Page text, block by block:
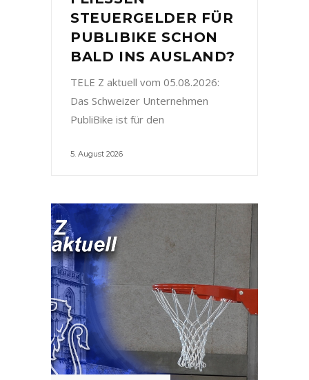
STEUERGELDER FÜR
PUBLIBIKE SCHON
BALD INS AUSLAND?
TELE Z aktuell vom 05.08.2026:
Das Schweizer Unternehmen
PubliBike ist für den
5. August 2026